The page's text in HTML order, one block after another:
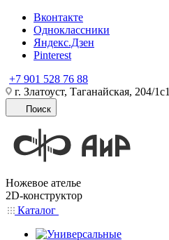
Вконтакте
Одноклассники
Яндекс.Дзен
Pinterest
+7 901 528 76 88
г. Златоуст, Таганайская, 204/1с1
Поиск
Ножевое ателье
2D-конструктор
Каталог